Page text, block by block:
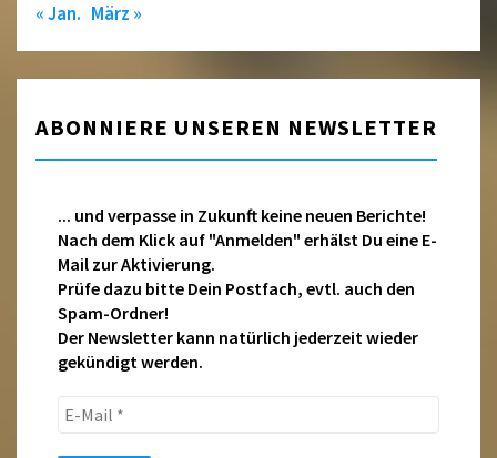
« Jan. März »
ABONNIERE UNSEREN NEWSLETTER
... und verpasse in Zukunft keine neuen Berichte!
Nach dem Klick auf "Anmelden" erhälst Du eine E-
Mail zur Aktivierung.
Prüfe dazu bitte Dein Postfach, evtl. auch den
Spam-Ordner!
Der Newsletter kann natürlich jederzeit wieder
gekündigt werden.
E-